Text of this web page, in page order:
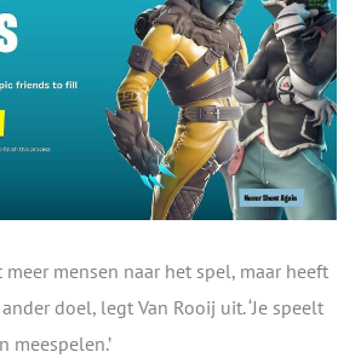
mensen naar het spel, maar heeft
doel, legt Van Rooij uit. ‘Je speelt
meespelen.’